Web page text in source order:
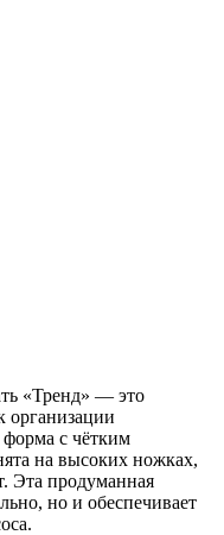
«Тренд» — это
организации
форма с чётким
на высоких ножках,
Эта продуманная
но и обеспечивает